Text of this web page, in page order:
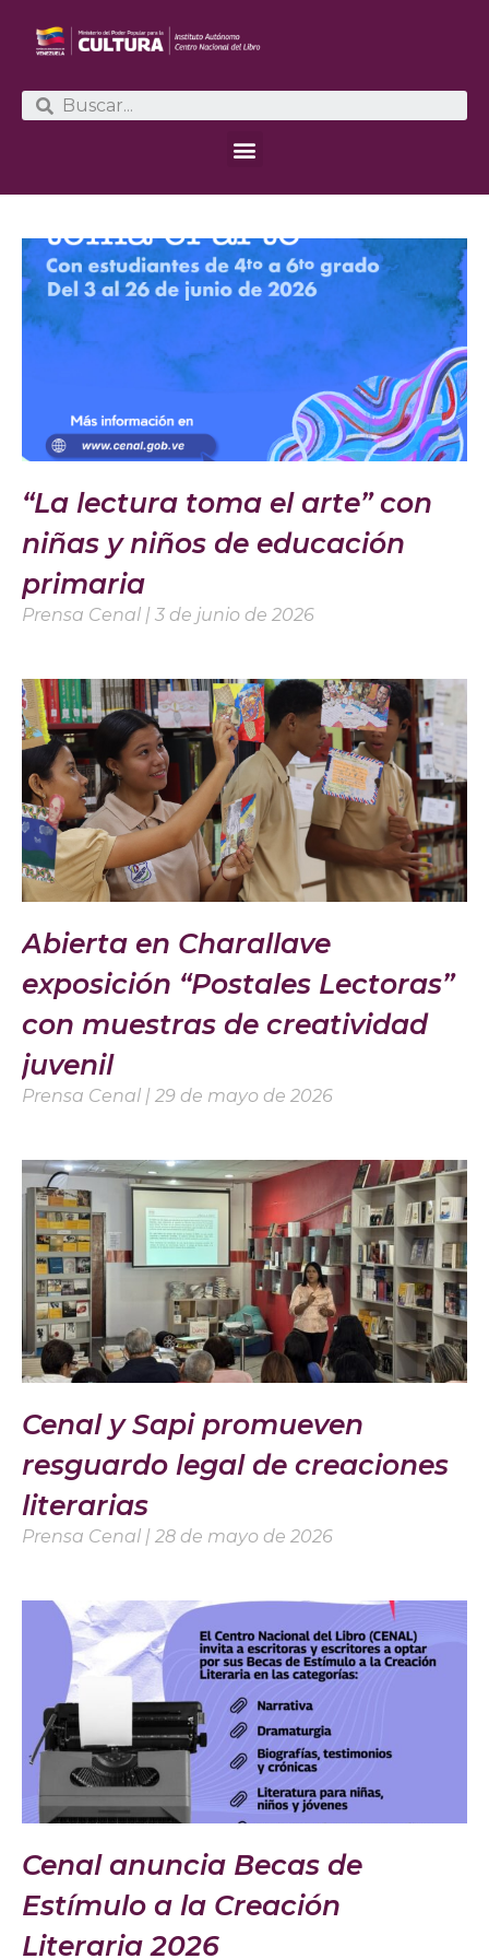
“La lectura toma el arte” con
niñas y niños de educación
primaria
Prensa Cenal 3 de junio de 2026
Abierta en Charallave
exposición “Postales Lectoras”
con muestras de creatividad
juvenil
Prensa Cenal 29 de mayo de 2026
Cenal y Sapi promueven
resguardo legal de creaciones
literarias
Prensa Cenal 28 de mayo de 2026
Cenal anuncia Becas de
Estímulo a la Creación
Literaria 2026